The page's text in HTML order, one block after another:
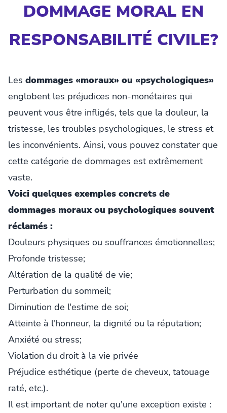
DOMMAGE MORAL EN
RESPONSABILITÉ CIVILE?
Les dommages «moraux» ou «psychologiques»
englobent les préjudices non-monétaires qui
peuvent vous être infligés, tels que la douleur, la
tristesse, les troubles psychologiques, le stress et
les inconvénients. Ainsi, vous pouvez constater que
cette catégorie de dommages est extrêmement
vaste.
Voici quelques exemples concrets de
dommages moraux ou psychologiques souvent
réclamés :
Douleurs physiques ou souffrances émotionnelles;
Profonde tristesse;
Altération de la qualité de vie;
Perturbation du sommeil;
Diminution de l'estime de soi;
Atteinte à l'honneur, la dignité ou la réputation;
Anxiété ou stress;
Violation du droit à la vie privée
Préjudice esthétique (perte de cheveux, tatouage
raté, etc.).
Il est important de noter qu'une exception existe :